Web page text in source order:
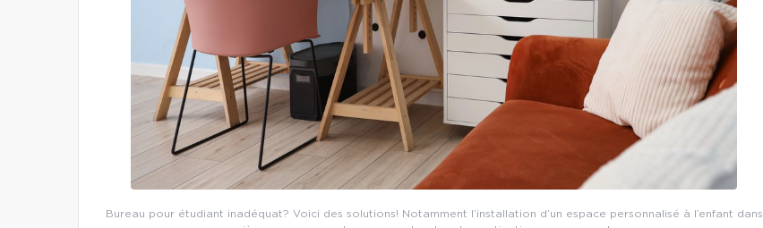
Bureau pour étudiant inadéquat? Voici des solutions! Notamment l’installation d’un espace personnalisé à l’enfant dans